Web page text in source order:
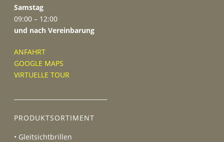
Samstag
09:00 – 12:00
und nach Vereinbarung
ANFAHRT
GOOGLE MAPS
VIRTUELLE TOUR
PRODUKTSORTIMENT
• Gleitsichtbrillen